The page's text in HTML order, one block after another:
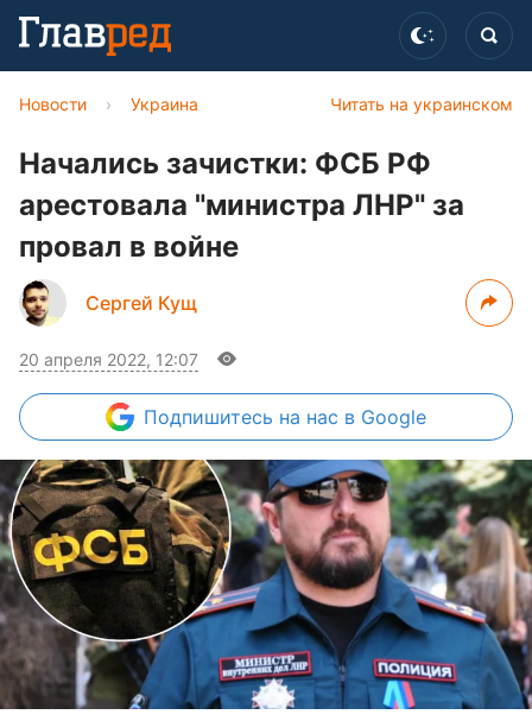
Читать на украинском
Новости › Украина
Начались зачистки: ФСБ РФ
арестовала "министра ЛНР" за
провал в войне
Сергей Кущ
20 апреля 2022, 12:07
Подпишитесь на нас в Google